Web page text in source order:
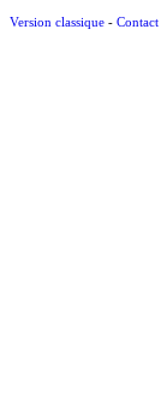
Version classique - Contact